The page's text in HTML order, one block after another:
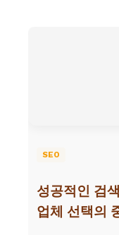
SEO
성공적인 검
업체 선택의